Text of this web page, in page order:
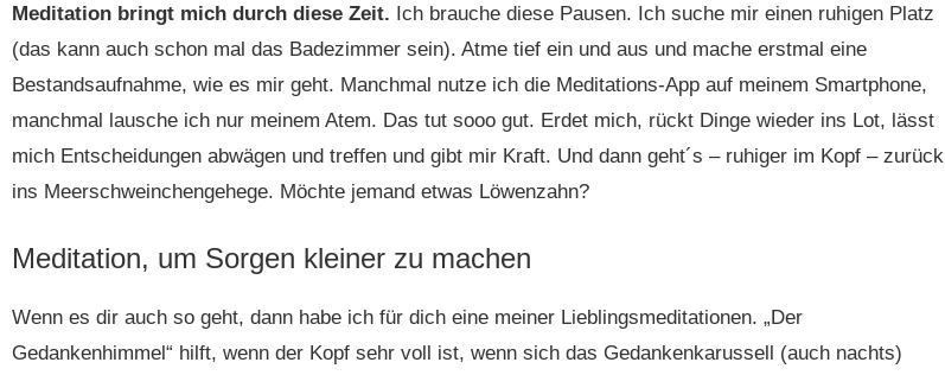
Meditation bringt mich durch diese Zeit. Ich brauche diese Pausen. Ich suche mir einen ruhigen Platz
(das kann auch schon mal das Badezimmer sein). Atme tief ein und aus und mache erstmal eine
Bestandsaufnahme, wie es mir geht. Manchmal nutze ich die Meditations-App auf meinem Smartphone,
manchmal lausche ich nur meinem Atem. Das tut sooo gut. Erdet mich, rückt Dinge wieder ins Lot, lässt
mich Entscheidungen abwägen und treffen und gibt mir Kraft. Und dann geht´s – ruhiger im Kopf – zurück
ins Meerschweinchengehege. Möchte jemand etwas Löwenzahn?
Meditation, um Sorgen kleiner zu machen
Wenn es dir auch so geht, dann habe ich für dich eine meiner Lieblingsmeditationen. „Der
Gedankenhimmel“ hilft, wenn der Kopf sehr voll ist, wenn sich das Gedankenkarussell (auch nachts)